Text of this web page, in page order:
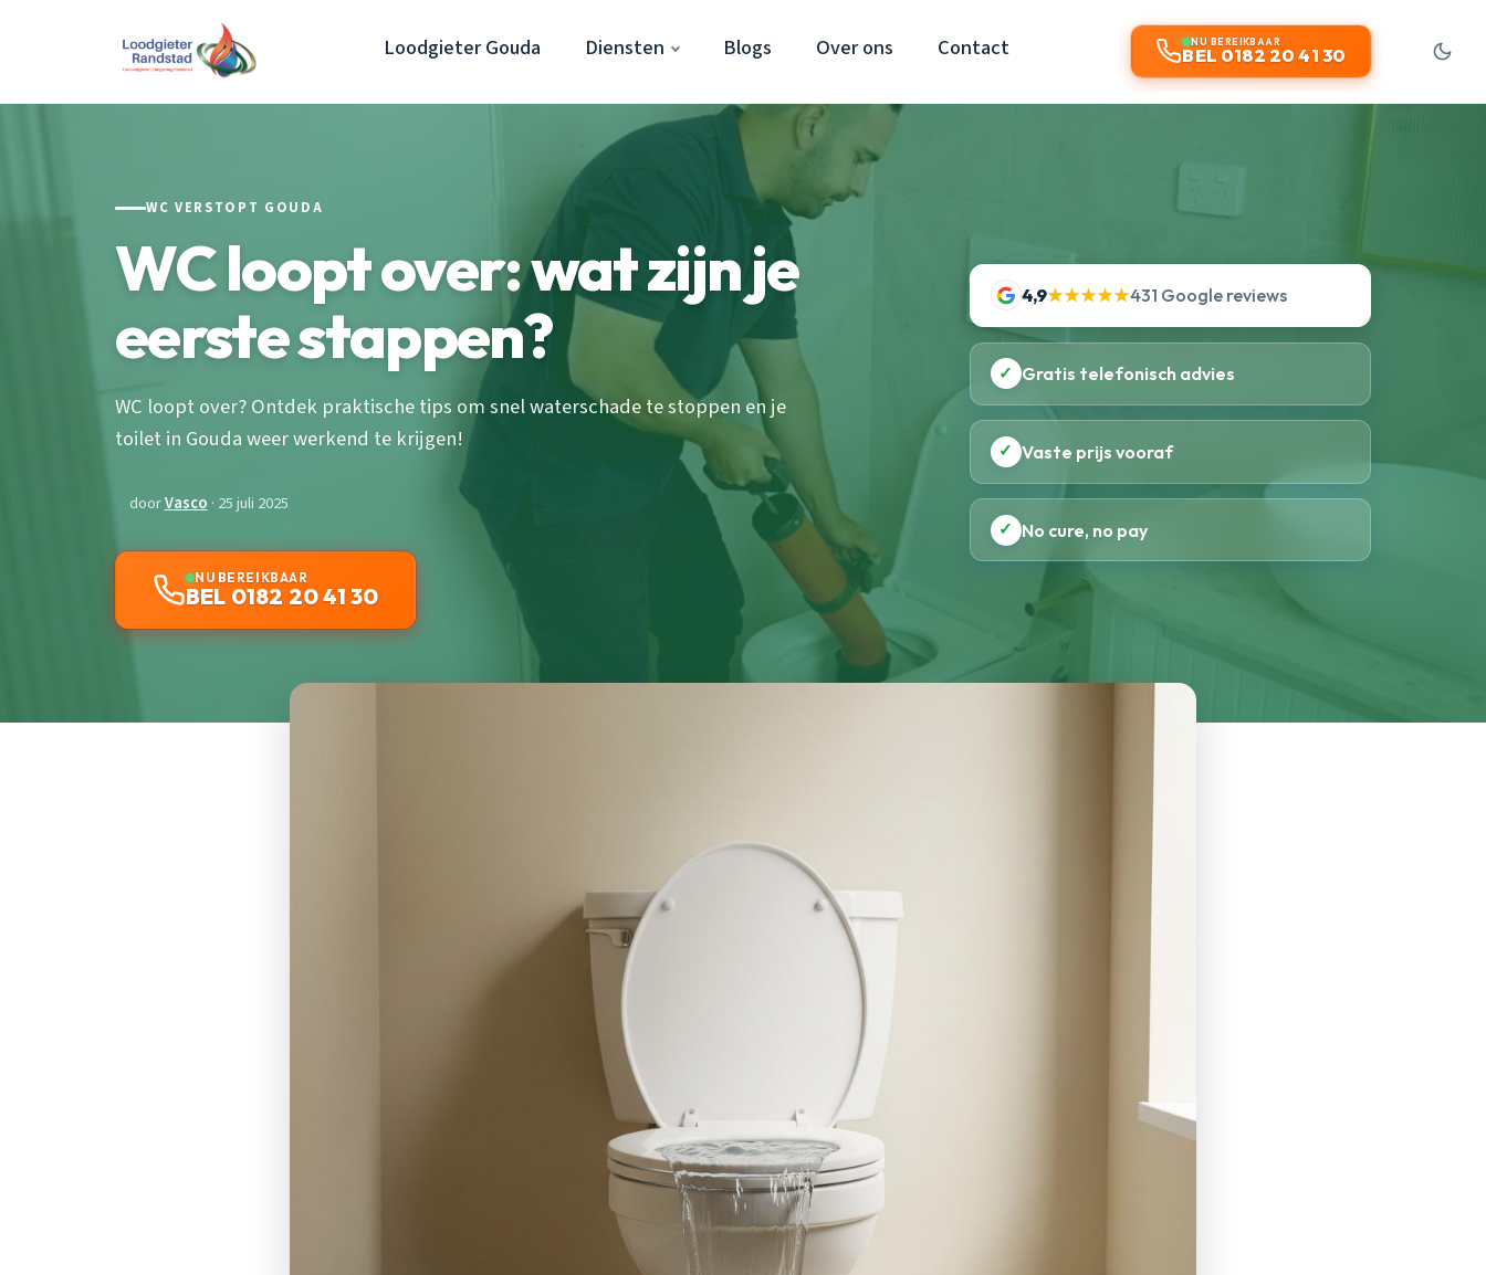
Loodgieter Gouda Diensten Blogs Over ons Contact NU BEREIKBAAR
BEL 0182 20 41 30
WC VERSTOPT GOUDA
WC loopt over: wat zijn je
eerste stappen?
WC loopt over? Ontdek praktische tips om snel waterschade te stoppen en je
toilet in Gouda weer werkend te krijgen!
doorVasco · 25 juli 2025
NU BEREIKBAAR
BEL 0182 20 41 30
4,9★★★★★431 Google reviews
✓ Gratis telefonisch advies
✓ Vaste prijs vooraf
✓ No cure, no pay